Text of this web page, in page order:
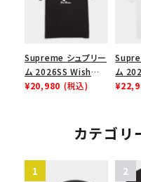
Supreme シュプリー
ム 2026SS Wish
Tee ウィッシュTシ
¥20,980 (税込)
ム
Tee
カテゴリ